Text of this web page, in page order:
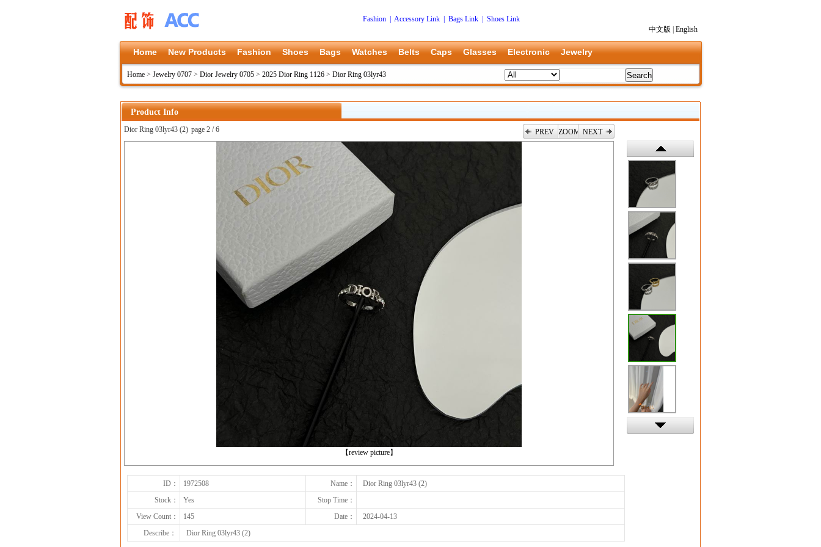
Fashion Accessory Link Bags Link
Shoes Link
中文版
English
Home New Products Fashion Shoes Bags Watches Belts Caps Glasses Electronic Jewelry
Home > Jewelry 0707 > Dior Jewelry 0705 > 2025 Dior Ring 1126 > Dior Ring 03lyr43
Product Info
Dior Ring 03lyr43 (2) page 2 / 6 PREV ZOOM NEXT
【review picture】
上一张
ID： 1972508 Name：
Dior Ring 03lyr43 (2)
Stock：
Yes
Stop Time：
View Count：
145 Date：
2024-04-13
Describe：
Dior Ring 03lyr43 (2)